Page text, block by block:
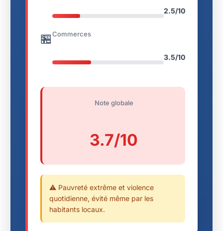
2.5/10
🏪Commerces
3.5/10
Note globale
3.7/10
⚠️ Pauvreté extrême et violence
quotidienne, évité même par les
habitants locaux.